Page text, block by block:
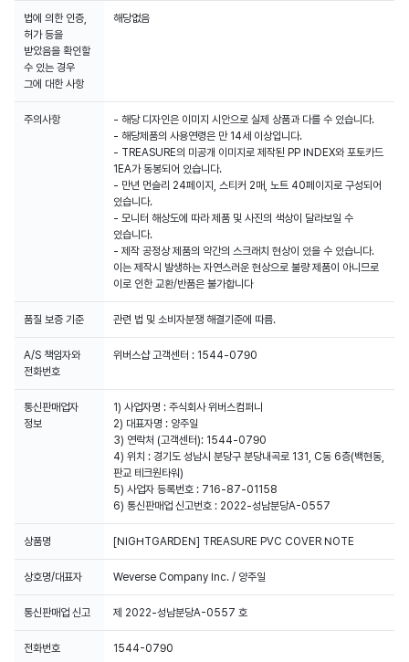
법에 의한 인증,
허가 등을
받았음을 확인할
수 있는 경우
그에 대한 사항
해당없음
주의사항
- 해당 디자인은 이미지 시안으로 실제 상품과 다를 수 있습니다.
- 해당제품의 사용연령은 만 14세 이상입니다.
- TREASURE의 미공개 이미지로 제작된 PP INDEX와 포토카드
1EA가 동봉되어 있습니다.
- 만년 먼슬리 24페이지, 스티커 2매, 노트 40페이지로 구성되어
있습니다.
- 모니터 해상도에 따라 제품 및 사진의 색상이 달라보일 수
있습니다.
- 제작 공정상 제품의 약간의 스크래치 현상이 있을 수 있습니다.
이는 제작시 발생하는 자연스러운 현상으로 불량 제품이 아니므로
이로 인한 교환/반품은 불가합니다
품질 보증 기준 관련 법 및 소비자분쟁 해결기준에 따름.
A/S 책임자와
전화번호
위버스샵 고객센터 : 1544-0790
통신판매업자
정보
1) 사업자명 : 주식회사 위버스컴퍼니
2) 대표자명 : 양주일
3) 연락처 (고객센터): 1544-0790
4) 위치 : 경기도 성남시 분당구 분당내곡로 131, C동 6층(백현동,
판교 테크원타워)
5) 사업자 등록번호 : 716-87-01158
6) 통신판매업 신고번호 : 2022-성남분당A-0557
상품명 [NIGHTGARDEN] TREASURE PVC COVER NOTE
상호명/대표자 Weverse Company Inc. / 양주일
통신판매업 신고 제 2022-성남분당A-0557 호
전화번호 1544-0790